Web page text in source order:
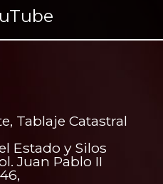
Tablaje Catastral
Estado y Silos
Juan Pablo II